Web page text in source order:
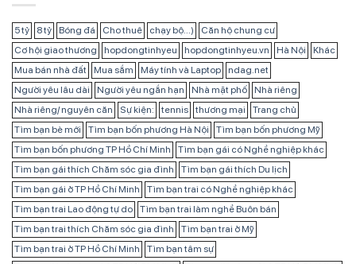
5 tỷ 8 tỷ Bóng đá Cho thuê chạy bộ...)
Căn hộ chung cư
Cơ hội giao thương
hopdongtinhyeu hopdongtinhyeu.vn Hà Nội
Khác
Mua bán nhà đất
Mua sắm Máy tính và Laptop
ndag.net
Người yêu lâu dài
Người yêu ngắn hạn Nhà mặt phố
Nhà riêng
Nhà riêng/ nguyên căn
Sự kiện: tennis thương mại
Trang chủ
Tìm bạn bè mới
Tìm bạn bốn phương Hà Nội
Tìm bạn bốn phương Mỹ
Tìm bạn bốn phương TP Hồ Chí Minh
Tìm bạn gái có Nghề nghiệp khác
Tìm bạn gái thích Chăm sóc gia đình
Tìm bạn gái thích Du lịch
Tìm bạn gái ở TP Hồ Chí Minh
Tìm bạn trai có Nghề nghiệp khác
Tìm bạn trai Lao động tự do
Tìm bạn trai làm nghề Buôn bán
Tìm bạn trai thích Chăm sóc gia đình
Tìm bạn trai ở Mỹ
Tìm bạn trai ở TP Hồ Chí Minh
Tìm bạn tâm sự